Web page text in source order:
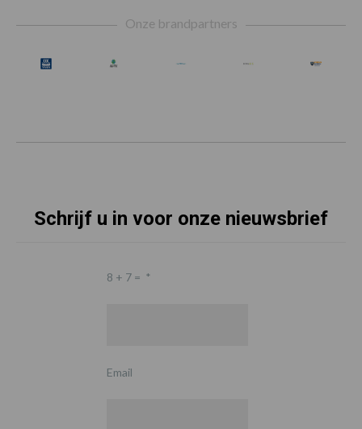
Onze brandpartners
Schrijf u in voor onze nieuwsbrief
8 + 7 = *
Email